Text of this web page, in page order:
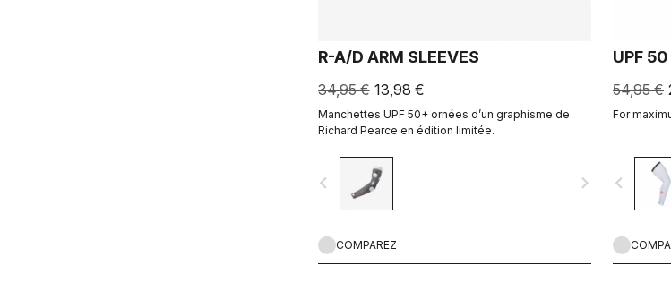
R-A/D ARM SLEEVES
34,95 € 13,98 €
Manchettes UPF 50+ ornées d’un graphisme de
Richard Pearce en édition limitée.
navigate_before navigate_next
COMPAREZ
UPF
54,95 €
For
navigate_before